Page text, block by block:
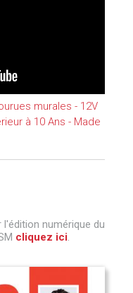
murales - 12V
à 10 Ans - Made
numérique du
cliquez ici.